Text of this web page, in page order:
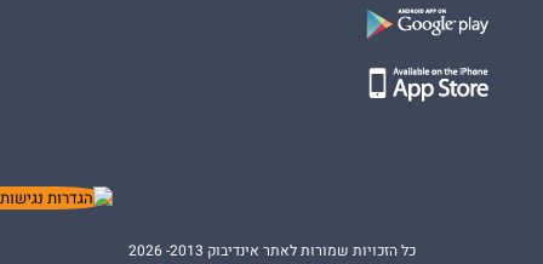
כל הזכויות שמורות לאתר אינדיבוק 2013- 2026